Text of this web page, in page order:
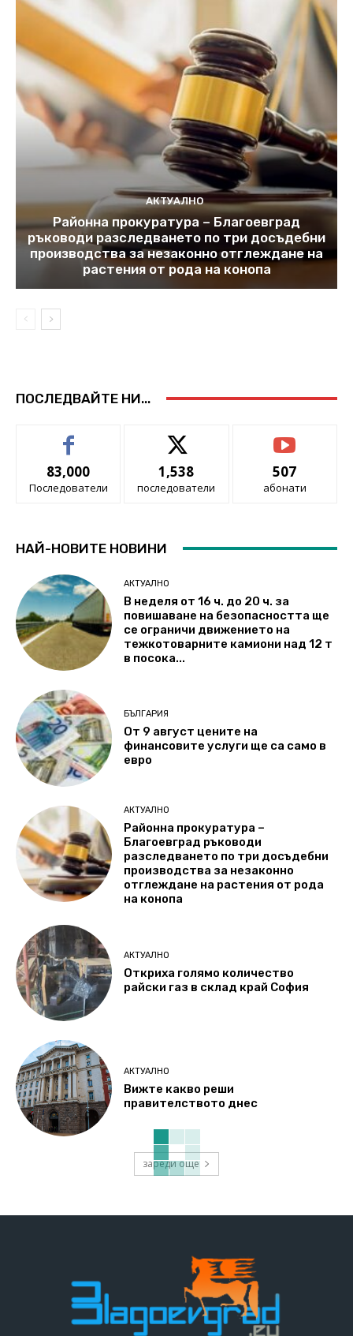
АКТУАЛНО
Районна прокуратура – Благоевград
ръководи разследването по три досъдебни
производства за незаконно отглеждане на
растения от рода на конопа
ПОСЛЕДВАЙТЕ НИ...
83,000
Последователи
1,538
последователи
507
абонати
НАЙ-НОВИТЕ НОВИНИ
АКТУАЛНО
В неделя от 16 ч. до 20 ч. за
повишаване на безопасността ще
се ограничи движението на
тежкотоварните камиони над 12 т
в посока...
БЪЛГАРИЯ
От 9 август цените на
финансовите услуги ще са само в
евро
АКТУАЛНО
Районна прокуратура –
Благоевград ръководи
разследването по три досъдебни
производства за незаконно
отглеждане на растения от рода
на конопа
АКТУАЛНО
Откриха голямо количество
райски газ в склад край София
АКТУАЛНО
Вижте какво реши
правителството днес
зареди още